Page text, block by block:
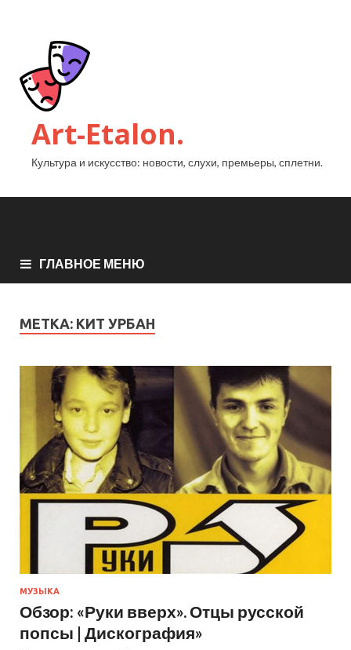
Art-Etalon.
Культура и искусство: новости, слухи, премьеры, сплетни.
ГЛАВНОЕ МЕНЮ
МЕТКА: КИТ УРБАН
МУЗЫКА
Обзор: «Руки вверх». Отцы русской
попсы | Дискография»